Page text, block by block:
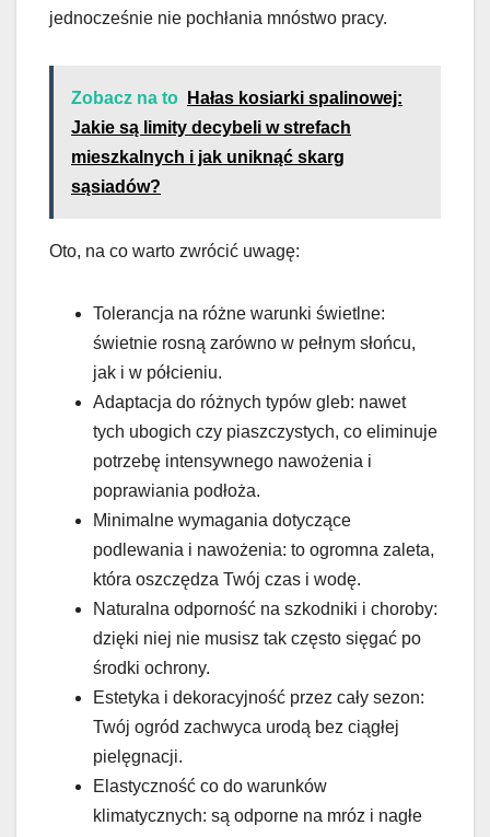
jednocześnie nie pochłania mnóstwo pracy.
Zobacz na to
Hałas kosiarki spalinowej:
Jakie są limity decybeli w strefach
mieszkalnych i jak uniknąć skarg
sąsiadów?
Oto, na co warto zwrócić uwagę:
Tolerancja na różne warunki świetlne:
świetnie rosną zarówno w pełnym słońcu,
jak i w półcieniu.
Adaptacja do różnych typów gleb: nawet
tych ubogich czy piaszczystych, co eliminuje
potrzebę intensywnego nawożenia i
poprawiania podłoża.
Minimalne wymagania dotyczące
podlewania i nawożenia: to ogromna zaleta,
która oszczędza Twój czas i wodę.
Naturalna odporność na szkodniki i choroby:
dzięki niej nie musisz tak często sięgać po
środki ochrony.
Estetyka i dekoracyjność przez cały sezon:
Twój ogród zachwyca urodą bez ciągłej
pielęgnacji.
Elastyczność co do warunków
klimatycznych: są odporne na mróz i nagłe